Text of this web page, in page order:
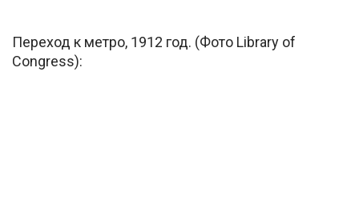
Переход к метро, 1912 год. (Фото Library of
Congress):